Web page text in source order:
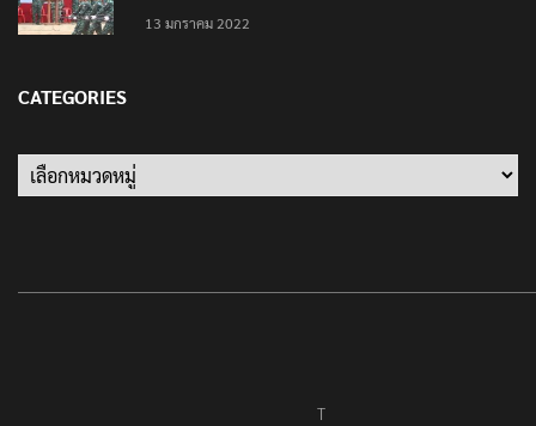
13 มกราคม 2022
CATEGORIES
Categories
T